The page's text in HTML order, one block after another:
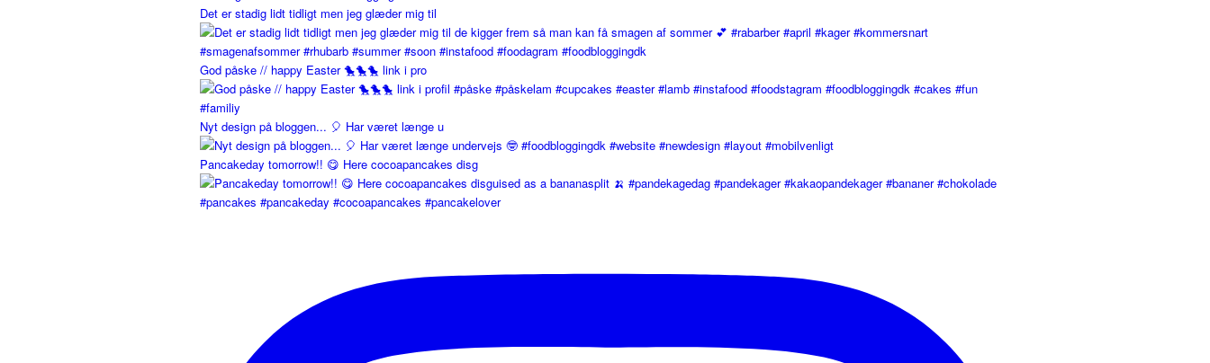
Det er stadig lidt tidligt men jeg glæder mig til
God påske // happy Easter 🐤🐤🐤 link i pro
Nyt design på bloggen... 🎈 Har været længe u
Pancakeday tomorrow!! 😋 Here cocoapancakes disg